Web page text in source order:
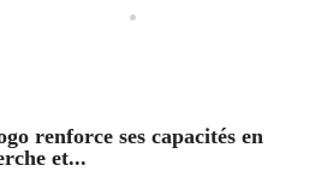
renforce ses capacités en
et...